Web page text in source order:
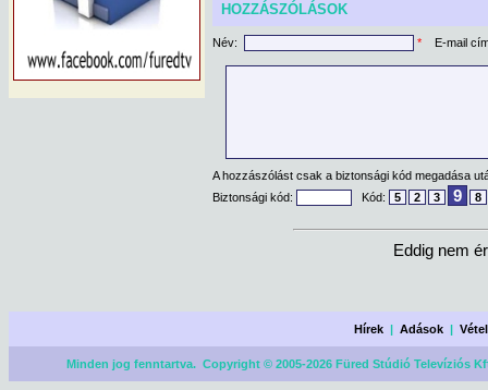
HOZZÁSZÓLÁSOK
Név: * E-mail
A hozzászólást csak a biztonsági kód megadása
Biztonsági kód:
Kód: 5 2 3 9 8
Eddig nem
Hírek |Adások |
Minden jog fenntartva. Copyright © 2005-2026 Füred Stúdió Televíziós